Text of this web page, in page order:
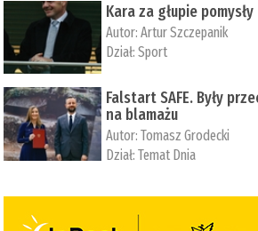
Kara za głupie pomysły
Autor:Artur Szczepanik
Dział:Sport
Falstart SAFE. Były
na blamażu
Autor:Tomasz Grodecki
Dział:Temat Dnia